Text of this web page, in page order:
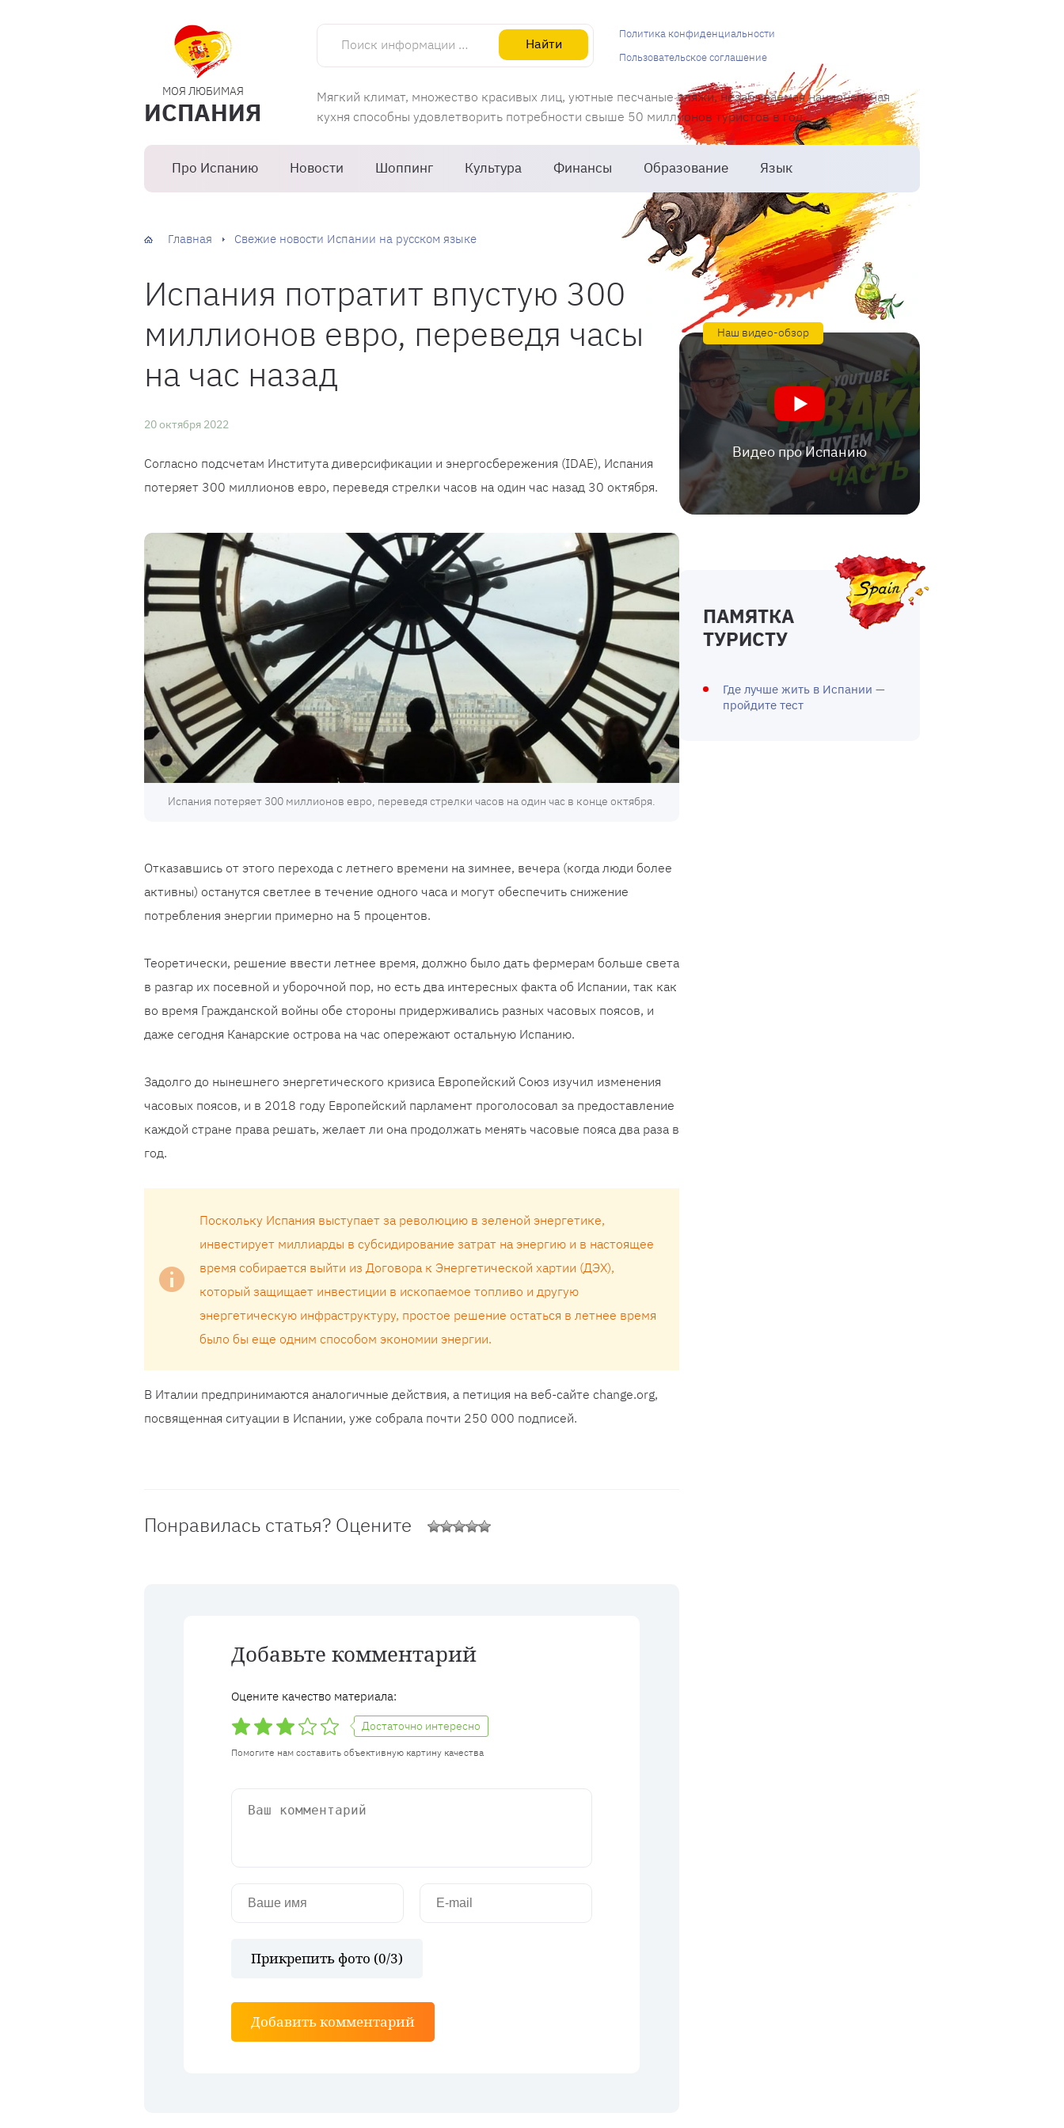
МОЯ ЛЮБИМАЯ
ИСПАНИЯ
Поиск информации об Испании
Найти
Мягкий климат, множество красивых лиц, уютные песчаные пляжи, незабываемая национальная
кухня способны удовлетворить потребности свыше 50 миллионов туристов в год.
Про Испанию Новости Шоппинг Культура Финансы Образование Язык
Политика конфиденциальности
Пользовательское соглашение
Главная Свежие новости Испании на русском языке
Испания потратит впустую 300
миллионов евро, переведя часы
на час назад
20 октября 2022
Согласно подсчетам Института диверсификации и энергосбережения (IDAE), Испания
потеряет 300 миллионов евро, переведя стрелки часов на один час назад 30 октября.
Испания потеряет 300 миллионов евро, переведя стрелки часов на один час в конце октября.
Отказавшись от этого перехода с летнего времени на зимнее, вечера (когда люди более
активны) останутся светлее в течение одного часа и могут обеспечить снижение
потребления энергии примерно на 5 процентов.
Теоретически, решение ввести летнее время, должно было дать фермерам больше света
в разгар их посевной и уборочной пор, но есть два интересных факта об Испании, так как
во время Гражданской войны обе стороны придерживались разных часовых поясов, и
даже сегодня Канарские острова на час опережают остальную Испанию.
Задолго до нынешнего энергетического кризиса Европейский Союз изучил изменения
часовых поясов, и в 2018 году Европейский парламент проголосовал за предоставление
каждой стране права решать, желает ли она продолжать менять часовые пояса два раза в
год.
Поскольку Испания выступает за революцию в зеленой энергетике,
инвестирует миллиарды в субсидирование затрат на энергию и в настоящее
время собирается выйти из Договора к Энергетической хартии (ДЭХ),
который защищает инвестиции в ископаемое топливо и другую
энергетическую инфраструктуру, простое решение остаться в летнее время
было бы еще одним способом экономии энергии.
В Италии предпринимаются аналогичные действия, а петиция на веб-сайте change.org,
посвященная ситуации в Испании, уже собрала почти 250 000 подписей.
Понравилась статья? Оцените
Добавьте комментарий
Оцените качество материала:
Достаточно интересно
Помогите нам составить объективную картину качества
Прикрепить фото (0/3)
Добавить комментарий
Наш видео-обзор
Видео про Испанию
ПАМЯТКА
ТУРИСТУ
Где лучше жить в Испании —
пройдите тест